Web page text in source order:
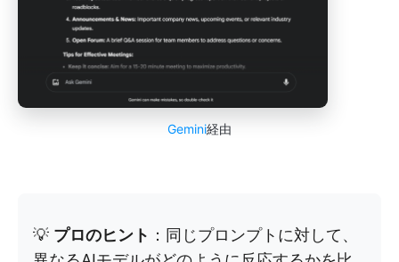
Gemini経由
💡 プロのヒント ：同じプロンプトに対して、